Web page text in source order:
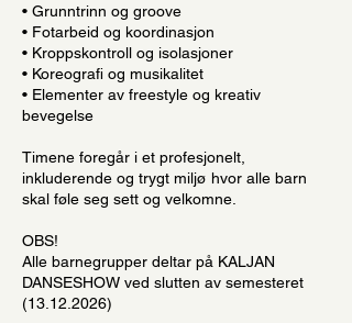
• Grunntrinn og groove
• Fotarbeid og koordinasjon
• Kroppskontroll og isolasjoner
• Koreografi og musikalitet
• Elementer av freestyle og kreativ
bevegelse
Timene foregår i et profesjonelt,
inkluderende og trygt miljø hvor alle barn
skal føle seg sett og velkomne.
OBS!
Alle barnegrupper deltar på KALJAN
DANSESHOW ved slutten av semesteret
(13.12.2026)